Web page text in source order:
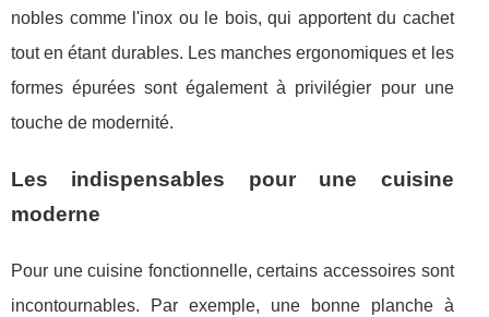
nobles comme l'inox ou le bois, qui apportent du cachet
tout en étant durables. Les manches ergonomiques et les
formes épurées sont également à privilégier pour une
touche de modernité.
Les indispensables pour une cuisine
moderne
Pour une cuisine fonctionnelle, certains accessoires sont
incontournables. Par exemple, une bonne planche à